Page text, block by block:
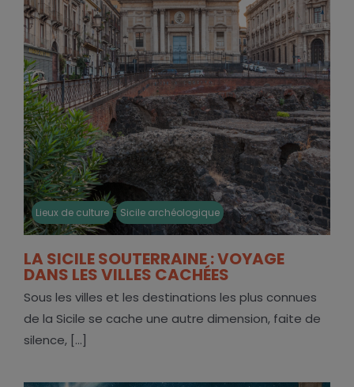
Lieux de culture Sicile archéologique
LA SICILE SOUTERRAINE : VOYAGE
DANS LES VILLES CACHÉES
Sous les villes et les destinations les plus connues
de la Sicile se cache une autre dimension, faite de
silence, [...]